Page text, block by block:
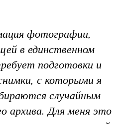
фотографии,
в единственном
подготовки и
с которыми я
случайным
архива. Для меня это